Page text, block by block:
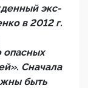
экс-
в 2012 г.
опасных
Сначала
быть